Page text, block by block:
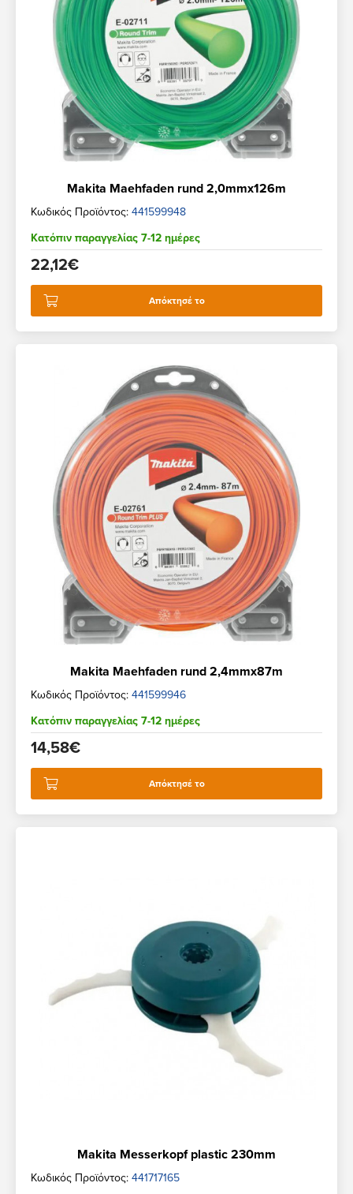
Makita Maehfaden rund 2,0mmx126m
Κωδικός Προϊόντος: 441599948
Κατόπιν παραγγελίας 7-12 ημέρες
22,12€
Απόκτησέ το
Makita Maehfaden rund 2,4mmx87m
Κωδικός Προϊόντος: 441599946
Κατόπιν παραγγελίας 7-12 ημέρες
14,58€
Απόκτησέ το
Makita Messerkopf plastic 230mm
Κωδικός Προϊόντος: 441717165